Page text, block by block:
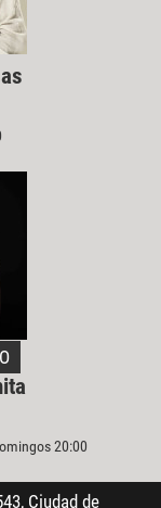
20:00
Ciudad de